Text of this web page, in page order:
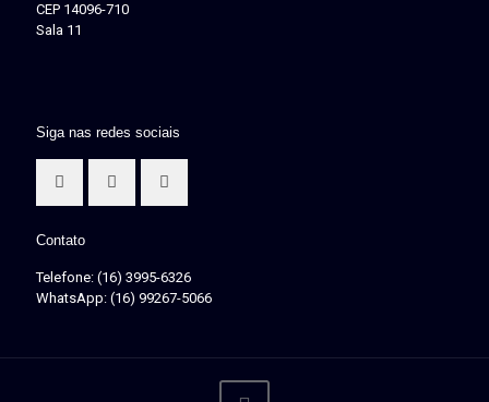
CEP 14096-710
Sala 11
Siga nas redes sociais
Contato
Telefone: (16) 3995-6326
WhatsApp: (16) 99267-5066